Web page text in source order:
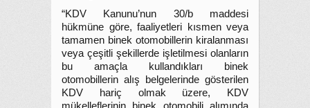
“KDV Kanunu’nun 30/b maddesi
hükmüne göre, faaliyetleri kısmen veya
tamamen binek otomobillerin kiralanması
veya çeşitli şekillerde işletilmesi olanların
bu amaçla kullandıkları binek
otomobillerin alış belgelerinde gösterilen
KDV hariç olmak üzere, KDV